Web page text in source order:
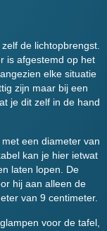
de lichtopbrengst.
is afgestemd op het
elke situatie
zijn maar bij een
je dit zelf in de hand
een diameter van
kan je hier ietwat
laten lopen. De
hij aan alleen de
van 9 centimeter.
voor de tafel,